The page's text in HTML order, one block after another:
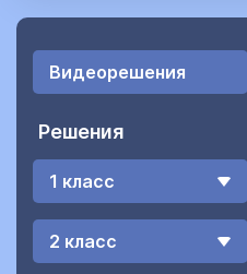
Видеорешения
Решения
1 класс
2 класс